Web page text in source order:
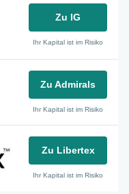
Zu IG
Ihr Kapital ist im Risiko
Zu Admirals
Ihr Kapital ist im Risiko
Zu Libertex
Ihr Kapital ist im Risiko